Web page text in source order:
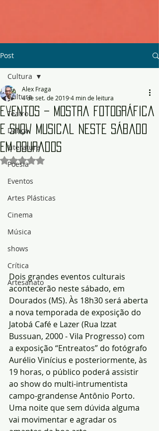
Post
Cultura
Teatro
Dança
Literatura
Poesia
Eventos
Artes Plásticas
Cinema
Música
shows
Crítica
Artesanato
Cultura
Eventos – Mostra fotográfica
e show musical neste sábado
em Dourados
Alex Fraga
4 de set. de 20194 min de leitura
Avaliado com NaN de 5 estrelas.
Dois grandes eventos culturais
acontecerão neste sábado, em
Dourados (MS). Às 18h30 será aberta
a nova temporada de exposição do
Jatobá Café e Lazer (Rua Izzat
Bussuan, 2000 - Vila Progresso) com
a exposição “Entreatos” do fotógrafo
Aurélio Vinícius e posteriormente, às
19 horas, o público poderá assistir
ao show do multi-intrumentista
campo-grandense Antônio Porto.
Uma noite que sem dúvida alguma
vai movimentar e agradar os